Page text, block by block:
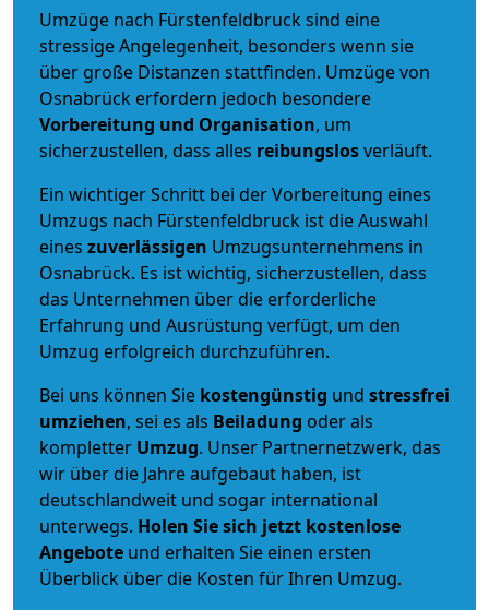
Umzüge nach Fürstenfeldbruck sind eine
stressige Angelegenheit, besonders wenn sie
über große Distanzen stattfinden. Umzüge von
Osnabrück erfordern jedoch besondere
Vorbereitung und Organisation, um
sicherzustellen, dass alles reibungslosverläuft.
Ein wichtiger Schritt bei der Vorbereitung eines
Umzugs nach Fürstenfeldbruck ist die Auswahl
eines zuverlässigen Umzugsunternehmens in
Osnabrück. Es ist wichtig, sicherzustellen, dass
das Unternehmen über die erforderliche
Erfahrung und Ausrüstung verfügt, um den
Umzug erfolgreich durchzuführen.
Bei uns können Sie kostengünstig und stressfrei
umziehen, sei es als Beiladung oder als
kompletter Umzug. Unser Partnernetzwerk, das
wir über die Jahre aufgebaut haben, ist
deutschlandweit und sogar international
unterwegs. Holen Sie sich jetzt kostenlose
Angebote und erhalten Sie einen ersten
Überblick über die Kosten für Ihren Umzug.